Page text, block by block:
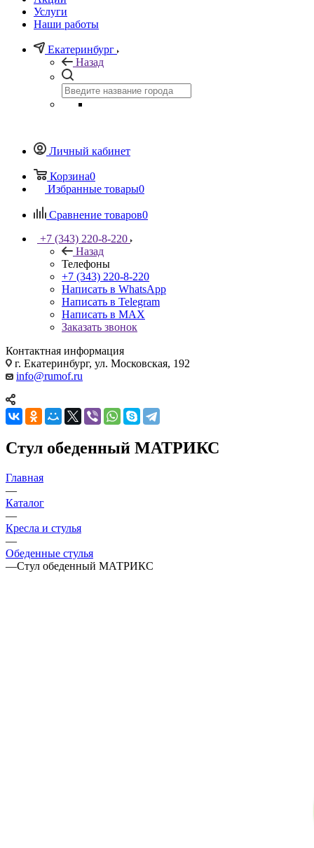
Услуги
Наши работы
Екатеринбург
Назад
Личный кабинет
Корзина0
Избранные товары0
Сравнение товаров0
+7 (343) 220-8-220
Назад
Телефоны
+7 (343) 220-8-220
Написать в WhatsApp
Написать в Telegram
Написать в MAX
Заказать звонок
Контактная информация
г. Екатеринбург, ул. Московская, 192
info@rumof.ru
Стул обеденный МАТРИКС
Главная
—
Каталог
—
Кресла и стулья
—
Обеденные стулья
—Стул обеденный МАТРИКС